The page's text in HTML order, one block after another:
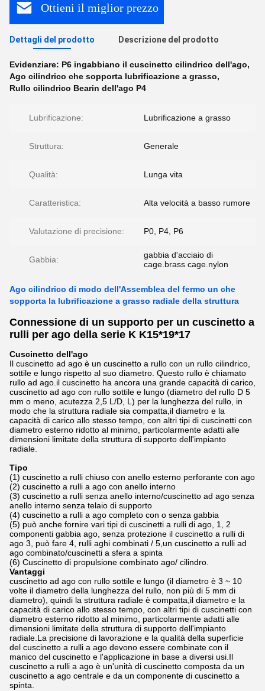
Ottieni il miglior prezzo
Dettagli del prodotto Descrizione del prodotto
Evidenziare: P6 ingabbiano il cuscinetto cilindrico dell'ago,
Ago cilindrico che sopporta lubrificazione a grasso,
Rullo cilindrico Bearin dell'ago P4
Lubrificazione: Lubrificazione a grasso
Struttura: Generale
Qualità: Lunga vita
Caratteristica: Alta velocità a basso rumore
Valutazione di precisione: P0, P4, P6
Gabbia:
gabbia d'acciaio di
cage.brass cage.nylon
Ago cilindrico di modo dell'Assemblea del fermo un che
sopporta la lubrificazione a grasso radiale della struttura
Connessione di un supporto per un cuscinetto a
rulli per ago della serie K K15*19*17
Cuscinetto dell'ago
Il cuscinetto ad ago è un cuscinetto a rullo con un rullo cilindrico,
sottile e lungo rispetto al suo diametro. Questo rullo è chiamato
rullo ad ago.il cuscinetto ha ancora una grande capacità di carico,
cuscinetto ad ago con rullo sottile e lungo (diametro del rullo D 5
mm o meno, acutezza 2,5 L/D, L) per la lunghezza del rullo, in
modo che la struttura radiale sia compatta,il diametro e la
capacità di carico allo stesso tempo, con altri tipi di cuscinetti con
diametro esterno ridotto al minimo, particolarmente adatti alle
dimensioni limitate della struttura di supporto dell'impianto
radiale.
Tipo
(1) cuscinetto a rulli chiuso con anello esterno perforante con ago
(2) cuscinetto a rulli a ago con anello interno
(3) cuscinetto a rulli senza anello interno/cuscinetto ad ago senza
anello interno senza telaio di supporto
(4) cuscinetto a rulli a ago completo con o senza gabbia
(5) può anche fornire vari tipi di cuscinetti a rulli di ago, 1, 2
componenti gabbia ago, senza protezione il cuscinetto a rulli di
ago 3, può fare 4, rulli aghi combinati / 5,un cuscinetto a rulli ad
ago combinato/cuscinetti a sfera a spinta
(6) Cuscinetto di propulsione combinato ago/ cilindro.
Vantaggi
cuscinetto ad ago con rullo sottile e lungo (il diametro è 3 ~ 10
volte il diametro della lunghezza del rullo, non più di 5 mm di
diametro), quindi la struttura radiale è compatta,il diametro e la
capacità di carico allo stesso tempo, con altri tipi di cuscinetti con
diametro esterno ridotto al minimo, particolarmente adatti alle
dimensioni limitate della struttura di supporto dell'impianto
radiale.La precisione di lavorazione e la qualità della superficie
del cuscinetto a rulli a ago devono essere combinate con il
manico del cuscinetto e l'applicazione in base a diversi usi.Il
cuscinetto a rulli a ago è un'unità di cuscinetto composta da un
cuscinetto a ago centrale e da un componente di cuscinetto a
spinta.